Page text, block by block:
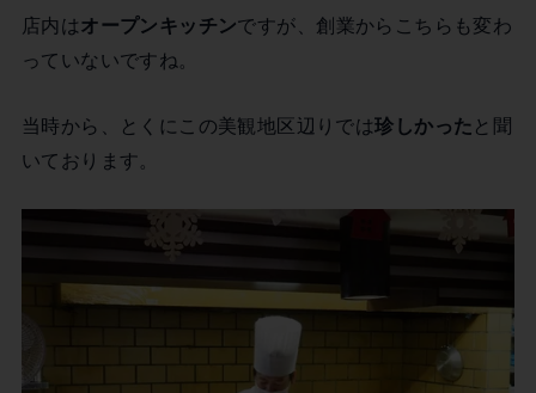
店内はオープンキッチンですが、創業からこちらも変わ
っていないですね。
当時から、とくにこの美観地区辺りでは珍しかった と聞
いております。